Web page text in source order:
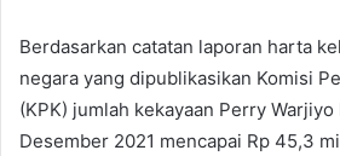
Berdasarkan catatan laporan harta
negara yang dipublikasikan Komisi
(KPK) jumlah kekayaan Perry
Desember 2021 mencapai Rp 45,3